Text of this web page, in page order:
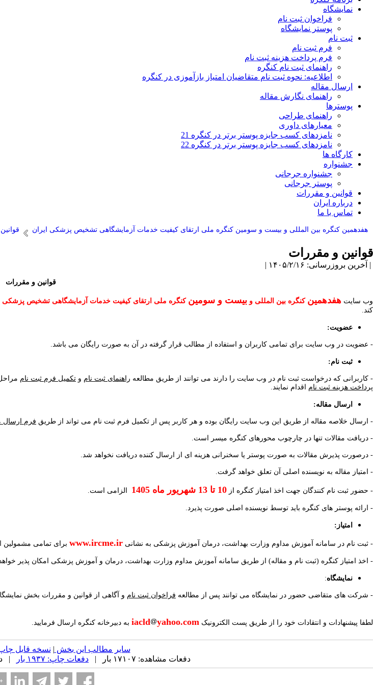
نمایشگاه
فراخوان ثبت نام
پوستر نمایشگاه
ثبت نام
فرم ثبت نام
فرم پرداخت هزینه ثبت نام
راهنمای ثبت نام کنگره
اطلاعیه: نحوه ثبت نام متقاضیان امتیاز بازآموزی در کنگره
ارسال مقاله
راهنمای نگارش مقاله
پوسترها
راهنمای طراحی
معیارهای داوری
نامزدهای کسب جایزه پوستر برتر در کنگره 21
نامزدهای کسب جایزه پوستر برتر در کنگره 22
کارگاه ها
جشنواره
جشنواره جرجانی
پوستر جرجانی
قوانین و مقررات
درباره ایران
تماس با ما
هفدهمین کنگره بین المللی و بیست و سومین کنگره ملی ارتقای کیفیت خدمات آزمایشگاهی تشخیص پزشکی ایران
قوانین و مقررات
| آخرین بروزرسانی: ۱۴۰۵/۲/۱۶ |
قوانین و مقررات
وب سایت هفدهمین کنگره بین المللی و بیست و سومین کنگره ملی ارتقای کیفیت خدمات آزمایشگاهی تشخیص پزشکی
کند.
عضویت:
- عضویت در وب سایت برای تمامی کاربران و استفاده از مطالب قرار گرفته در آن به صورت رایگان می باشد.
ثبت نام:
- کاربرانی که درخواست ثبت نام در وب سایت را دارند می توانند از طریق مطالعه راهنمای ثبت نام و تکمیل فرم ثبت نام
پرداخت هزینه ثبت نام اقدام نمایند.
ارسال مقاله:
- ارسال خلاصه مقاله از طریق این وب سایت رایگان بوده و هر کاربر پس از تکمیل فرم ثبت نام می تواند از طریق فرم ارسال
- دریافت مقالات تنها در چارچوب محورهای کنگره میسر است.
- درصورت پذیرش مقالات به صورت پوستر یا سخنرانی هزینه ای از ارسال کننده دریافت نخواهد شد.
- امتیاز مقاله به نویسنده اصلی آن تعلق خواهد گرفت.
- حضور ثبت نام کنندگان جهت اخذ امتیاز کنگره از 10 تا 13 شهریور ماه 1405 الزامی است.
- ارائه پوستر های کنگره باید توسط نویسنده اصلی صورت پذیرد.
امتیاز:
- ثبت نام در سامانه آموزش مداوم وزارت بهداشت، درمان آموزش پزشکی به نشانی www.ircme.ir برای تمامی مشمولین
- اخذ امتیاز کنگره (ثبت نام و مقاله) از طریق سامانه آموزش مداوم وزارت بهداشت، درمان و آموزش پزشکی امکان پذیر
نمایشگاه:
- شرکت های متقاضی حضور در نمایشگاه می توانند پس از مطالعه فراخوان ثبت نام و آگاهی از قوانین و مقررات بخش
لطفا پیشنهادات و انتقادات خود را از طریق پست الکترونیک iacld yahoo.com به دبیرخانه کنگره ارسال فرمایید.
سایر مطالب این بخش | نسخه قابل
دفعات مشاهده: ۱۷۱۰۷ بار |
دفعات چاپ: ۱۹۳۷ بار |